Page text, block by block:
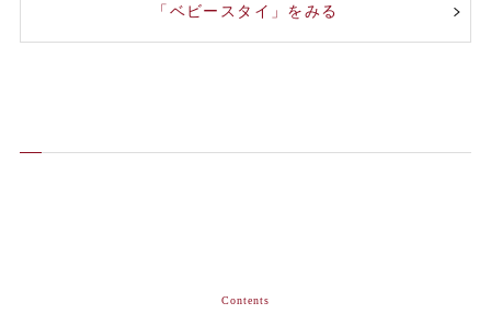
「ベビースタイ」をみる
Contents